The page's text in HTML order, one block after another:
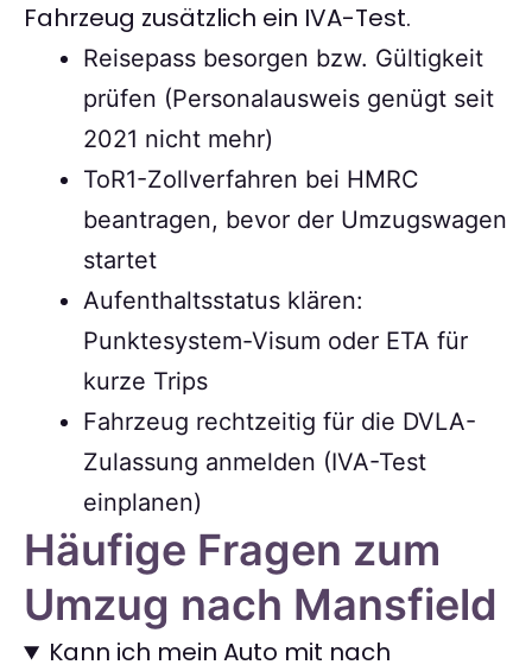
Fahrzeug zusätzlich ein IVA-Test.
Reisepass besorgen bzw. Gültigkeit
prüfen (Personalausweis genügt seit
2021 nicht mehr)
ToR1-Zollverfahren bei HMRC
beantragen, bevor der Umzugswagen
startet
Aufenthaltsstatus klären:
Punktesystem-Visum oder ETA für
kurze Trips
Fahrzeug rechtzeitig für die DVLA-
Zulassung anmelden (IVA-Test
einplanen)
Häufige Fragen zum
Umzug nach Mansfield
Kann ich mein Auto mit nach